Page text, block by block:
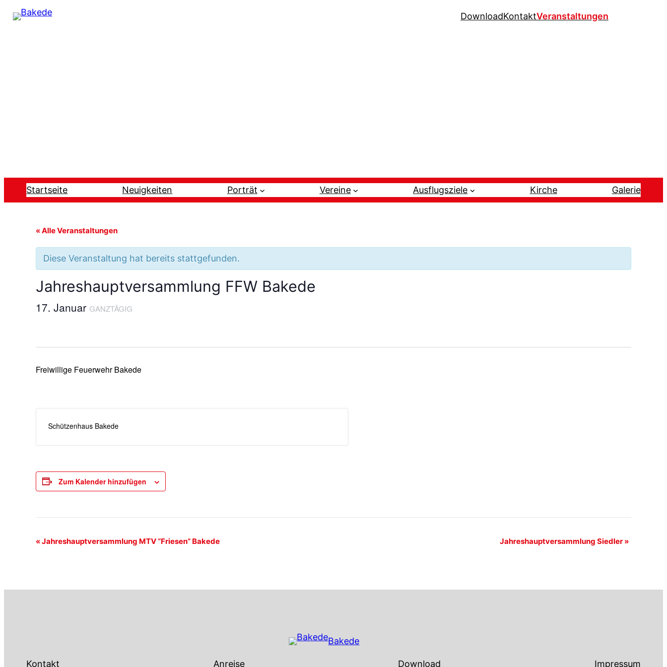
DownloadKontaktVeranstaltungen
Startseite Neuigkeiten Porträt Vereine Ausflugsziele Kirche Galerie
« Alle Veranstaltungen
Diese Veranstaltung hat bereits stattgefunden.
Jahreshauptversammlung FFW Bakede
17. Januar GANZTÄGIG
Freiwillige Feuerwehr Bakede
Schützenhaus Bakede
Zum Kalender hinzufügen
Veranstaltung-
«Jahreshauptversammlung MTV “Friesen” Bakede Jahreshauptversammlung Siedler »
Bakede
Kontakt Anreise Download Impressum